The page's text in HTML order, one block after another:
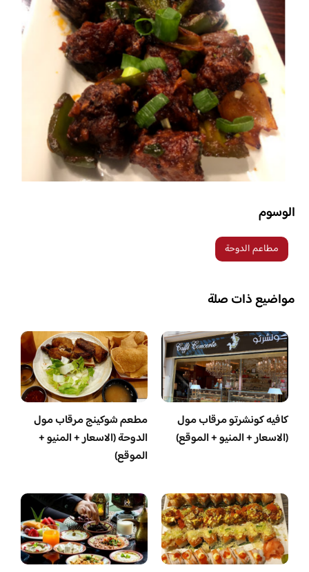
الوسوم
مطاعم الدوحة
مواضيع ذات صلة
كافيه كونشرتو مرقاب مول
(الاسعار + المنيو + الموقع)
مطعم شوكينج مرقاب مول
الدوحة (الاسعار + المنيو +
الموقع)